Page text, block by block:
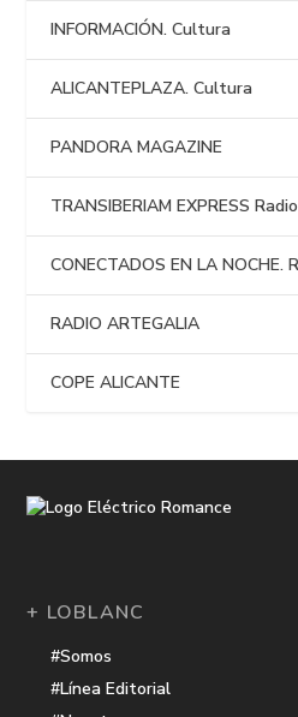
INFORMACIÓN. Cultura
ALICANTEPLAZA. Cultura
PANDORA MAGAZINE
TRANSIBERIAM EXPRESS Radio
CONECTADOS EN LA NOCHE.
RADIO ARTEGALIA
COPE ALICANTE
+ LOBLANC
#Somos
#Línea Editorial